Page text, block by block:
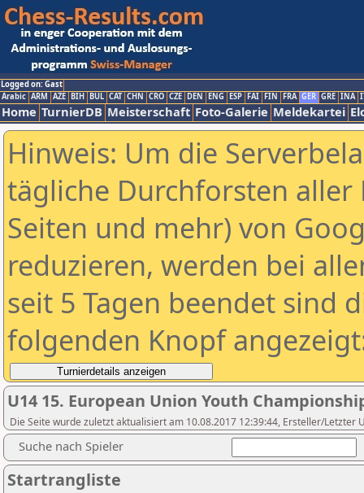
Logged on: Gast
Arabic ARM AZE BIH BUL CAT CHN CRO CZE DEN ENG ESP FAI FIN FRA GER GRE INA
Home TurnierDB Meisterschaft Foto-Galerie Meldekartei
Hinweis: Um die
tägliche Durchforsten aller
Seiten und mehr) von
reduzieren, werden bei
seit 5 Tagen beendet sind
folgenden Knopf
U14 15. European Union Youth
Die Seite wurde zuletzt aktualisiert am 10.08.2017 12:39:44, Ersteller/Letzter
Suche nach Spieler
Startrangliste